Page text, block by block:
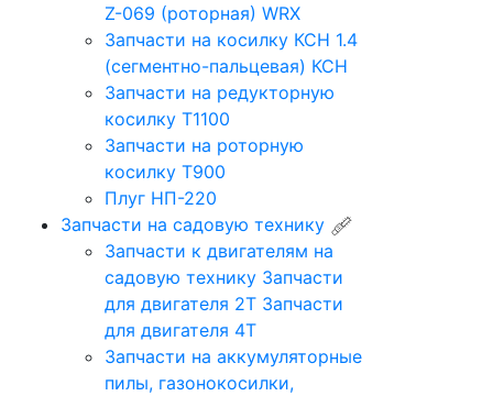
Z-069 (роторная) WRX
Запчасти на косилку КСН 1.4
(сегментно-пальцевая) КСН
Запчасти на редукторную
косилку Т1100
Запчасти на роторную
косилку Т900
Плуг НП-220
Запчасти на садовую технику
Запчасти к двигателям на
садовую технику Запчасти
для двигателя 2Т Запчасти
для двигателя 4Т
Запчасти на аккумуляторные
пилы, газонокосилки,